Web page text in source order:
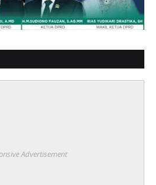
Advertisement